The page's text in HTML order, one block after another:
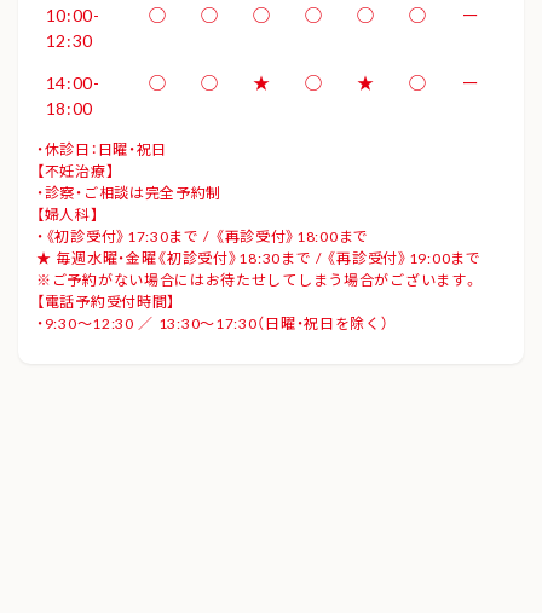
・休診日：日曜・祝日
【不妊治療】
・診察・ご相談は完全予約制
【婦人科】
・《初診受付》17:30まで / 《再診受付》18:00まで
★ 毎週水曜・金曜《初診受付》18:30まで / 《再診受付》19:00まで
※ご予約がない場合にはお待たせしてしまう場合がございます。
【電話予約受付時間】
・9:30～12:30 ／ 13:30～17:30（日曜・祝日を除く）
10:00-
12:30
◯ ◯ ◯ ◯ ◯ ◯ ー
14:00-
18:00
◯ ◯ ★ ◯ ★ ◯ ー